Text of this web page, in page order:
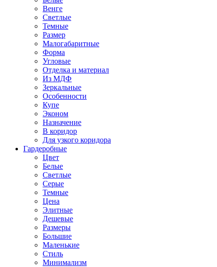
Венге
Светлые
Темные
Размер
Малогабаритные
Форма
Угловые
Отделка и материал
Из МДФ
Зеркальные
Особенности
Купе
Эконом
Назначение
В коридор
Для узкого коридора
Гардеробные
Цвет
Белые
Светлые
Серые
Темные
Цена
Элитные
Дешевые
Размеры
Большие
Маленькие
Стиль
Минимализм